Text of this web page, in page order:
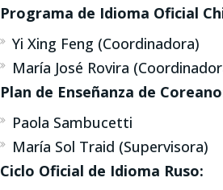
Programa de Idioma Oficial
Yi Xing Feng (Coordinadora)
María José Rovira
Plan de Enseñanza de
Paola Sambucetti
María Sol Traid (Supervisora)
Ciclo Oficial de Idioma Ruso: